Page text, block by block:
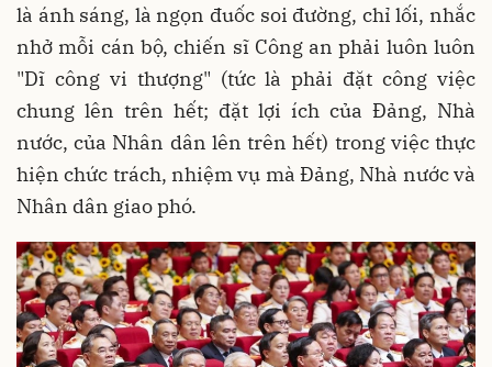
là ánh sáng, là ngọn đuốc soi đường, chỉ lối, nhắc
nhở mỗi cán bộ, chiến sĩ Công an phải luôn luôn
"Dĩ công vi thượng" (tức là phải đặt công việc
chung lên trên hết; đặt lợi ích của Đảng, Nhà
nước, của Nhân dân lên trên hết) trong việc thực
hiện chức trách, nhiệm vụ mà Đảng, Nhà nước và
Nhân dân giao phó.